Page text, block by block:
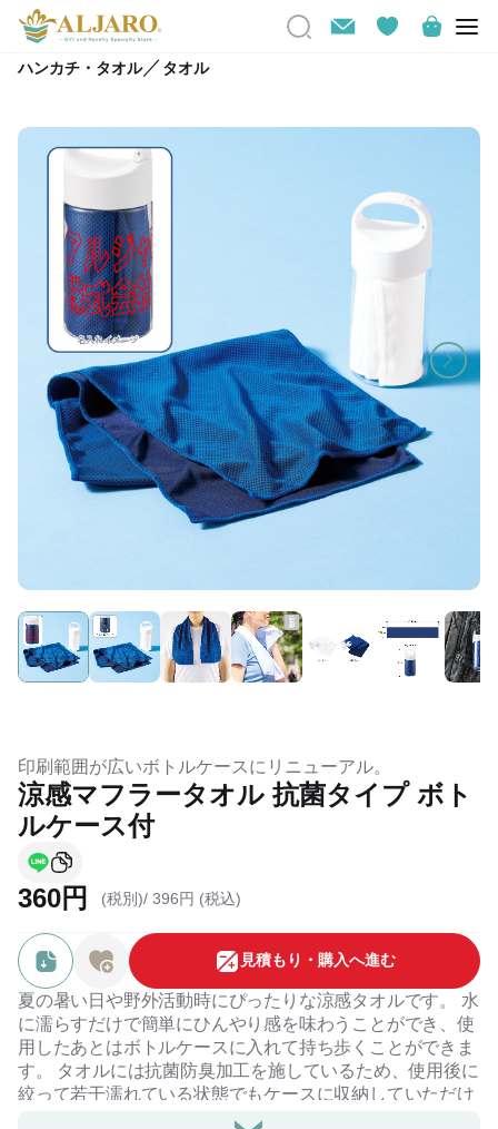
ハンカチ・タオル／ タオル
印刷範囲が広いボトルケースにリニューアル。
涼感マフラータオル 抗菌タイプ ボト
ルケース付
360円 (税別)/ 396円 (税込)
夏の暑い日や野外活動時にぴったりな涼感タオルです。 水
に濡らすだけで簡単にひんやり感を味わうことができ、使
用したあとはボトルケースに入れて持ち歩くことができま
す。 タオルには抗菌防臭加工を施しているため、使用後に
絞って若干濡れている状態でもケースに収納していただけ
⾒積もり・購⼊へ進む